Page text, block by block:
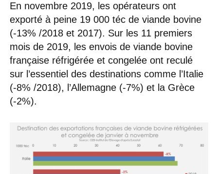
En novembre 2019, les opérateurs ont
exporté à peine 19 000 téc de viande bovine
(-13% /2018 et 2017). Sur les 11 premiers
mois de 2019, les envois de viande bovine
française réfrigérée et congelée ont reculé
sur l’essentiel des destinations comme l’Italie
(-8% /2018), l’Allemagne (-7%) et la Grèce
(-2%).